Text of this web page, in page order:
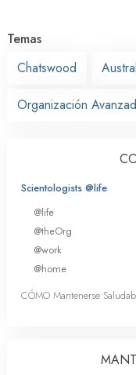
Temas
Chatswood
Organización
Scientologists @life
@life
@theOrg
@work
@home
CÓMO Mantenerse